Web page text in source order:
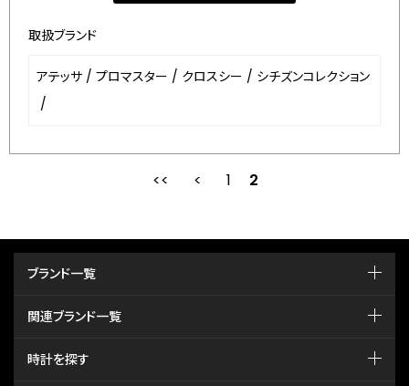
取扱ブランド
アテッサ / プロマスター / クロスシー / シチズンコレクション
/
最初
1 2
ブランド一覧
関連ブランド一覧
時計を探す